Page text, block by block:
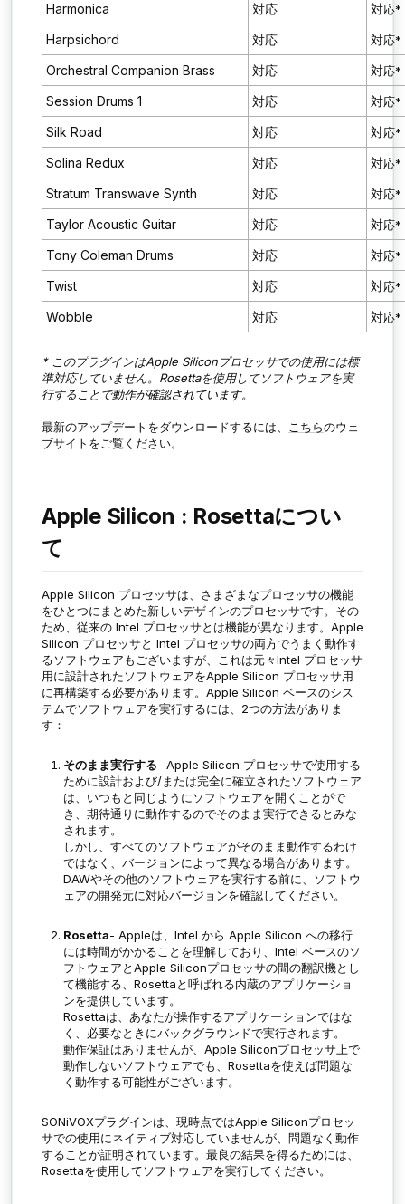
Harmonica 対応 対応*
Harpsichord 対応 対応*
Orchestral Companion Brass 対応 対応*
Session Drums 1 対応 対応*
Silk Road 対応 対応*
Solina Redux 対応 対応*
Stratum Transwave Synth 対応 対応*
Taylor Acoustic Guitar 対応 対応*
Tony Coleman Drums 対応 対応*
Twist 対応 対応*
Wobble 対応 対応*
* このプラグインはApple Siliconプロセッサでの使用には標
準対応していません。Rosettaを使用してソフトウェアを実
行することで動作が確認されています。
最新のアップデートをダウンロードするには、 こちらのウェ
ブサイトをご覧ください。
Apple Silicon : Rosettaについ
て
Apple Silicon プロセッサは、さまざまなプロセッサの機能
をひとつにまとめた新しいデザインのプロセッサです。その
ため、従来の Intel プロセッサとは機能が異なります。 Apple
Silicon プロセッサと Intel プロセッサの両方でうまく動作す
るソフトウェアもございますが、これは元々Intel プロセッサ
用に設計されたソフトウェアをApple Silicon プロセッサ用
に再構築する必要があります。 Apple Silicon ベースのシス
テムでソフトウェアを実行するには、2つの方法がありま
す：
そのまま実行する- Apple Silicon プロセッサで使用する
ために設計および/または完全に確立されたソフトウェア
は、いつもと同じようにソフトウェアを開くことがで
き、期待通りに動作するのでそのまま実行できるとみな
されます。
しかし、すべてのソフトウェアがそのまま動作するわけ
ではなく、バージョンによって異なる場合があります。
DAWやその他のソフトウェアを実行する前に、ソフトウ
ェアの開発元に対応バージョンを確認してください。
Rosetta- Appleは、Intel から Apple Silicon への移行
には時間がかかることを理解しており、Intel ベースのソ
フトウェアとApple Siliconプロセッサの間の翻訳機とし
て機能する、Rosettaと呼ばれる内蔵のアプリケーショ
ンを提供しています。
Rosettaは、あなたが操作するアプリケーションではな
く、必要なときにバックグラウンドで実行されます。
動作保証はありませんが、Apple Siliconプロセッサ上で
動作しないソフトウェアでも、Rosettaを使えば問題な
く動作する可能性がございます。
SONiVOXプラグインは、現時点ではApple Siliconプロセッ
サでの使用にネイティブ対応していませんが、問題なく動作
することが証明されています。最良の結果を得るためには、
Rosettaを使用してソフトウェアを実行してください。